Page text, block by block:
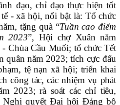
đạo, chỉ đạo thực hiện tốt
- xã hội, nổi bật là: Tổ chức
tặng quà “Tuần cao điểm
2023”, Hội chợ Xuân năm
Chùa Cầu Muối; tổ chức Tết
quân năm 2023; tích cực đấu
tệ nạn xã hội; triển khai
công tác, các nhiệm vụ phát
2023; rà soát các chỉ tiêu,
Nghị quyết Đại hội Đảng bộ